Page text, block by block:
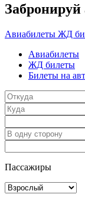
Забронируй
Авиабилеты ЖД
Авиабилеты
ЖД билеты
Билеты на
Пассажиры